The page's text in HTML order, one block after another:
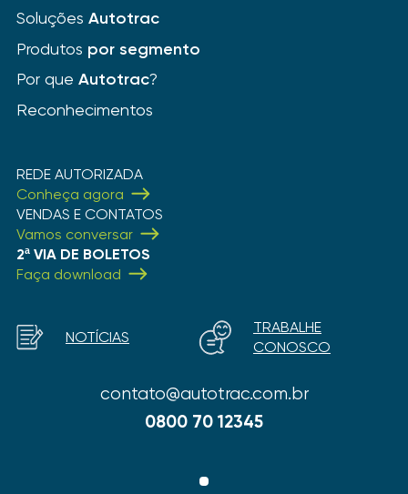
Soluções Autotrac
Produtos por segmento
Por que Autotrac?
Reconhecimentos
REDE AUTORIZADA
Conheça agora
VENDAS E CONTATOS
Vamos conversar
2ª VIA DE BOLETOS
Faça download
contato@autotrac.com.br
0800 70 12345
NOTÍCIAS
TRABALHE
CONOSCO